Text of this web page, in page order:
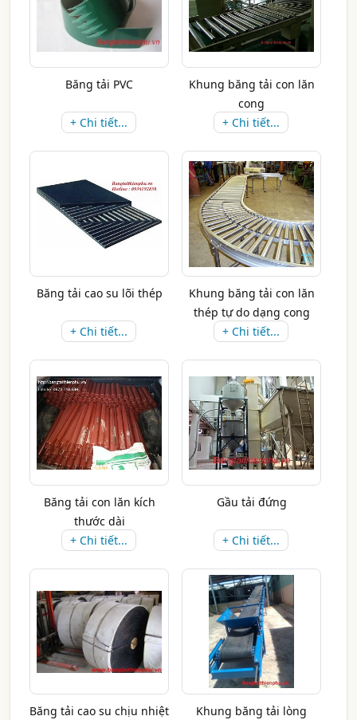
Băng tải PVC
+ Chi tiết...
Khung băng tải con lăn
cong
+ Chi tiết...
Băng tải cao su lõi thép
+ Chi tiết...
Khung băng tải con lăn
thép tự do dạng cong
+ Chi tiết...
Băng tải con lăn kích
thước dài
+ Chi tiết...
Gầu tải đứng
+ Chi tiết...
Băng tải cao su chịu nhiệt
Khung băng tải lòng